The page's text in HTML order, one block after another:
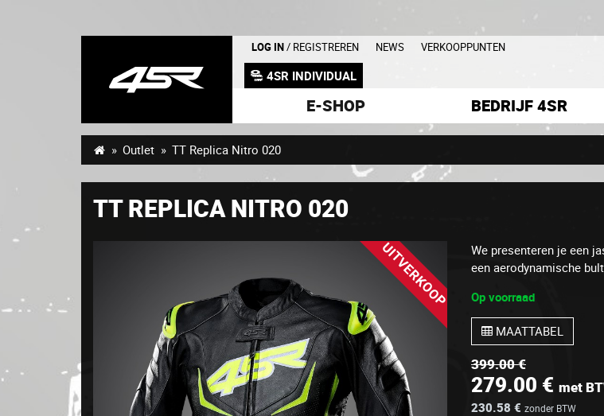
LOG IN / REGISTREREN NEWS VERKOOPPUNTEN
4SR INDIVIDUAL
E-SHOP BEDRIJF 4SR
Outlet TT Replica Nitro 020
TT REPLICA NITRO 020
UITVERKOOP
We presenteren je een
een aerodynamische
Op voorraad
MAATTABEL
399.00 €
279.00 € met
230.58 € zonder BTW